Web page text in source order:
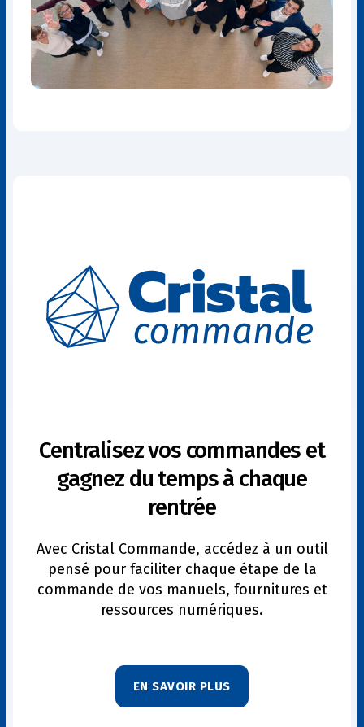
Centralisez vos commandes et
gagnez du temps à chaque
rentrée
Avec Cristal Commande, accédez à un outil
pensé pour faciliter chaque étape de la
commande de vos manuels, fournitures et
ressources numériques.
EN SAVOIR PLUS